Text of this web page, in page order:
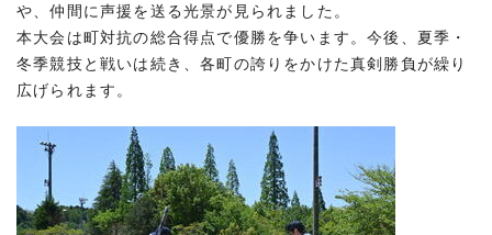
や、仲間に声援を送る光景が見られました。
本大会は町対抗の総合得点で優勝を争います。今後、夏季・
冬季競技と戦いは続き、各町の誇りをかけた真剣勝負が繰り
広げられます。